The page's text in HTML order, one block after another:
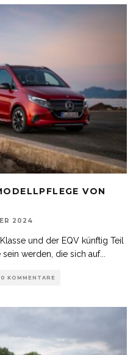
VON
2024
und der EQV künftig Teil
werden, die sich auf...
KOMMENTARE